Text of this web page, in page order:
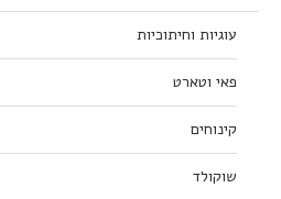
עוגיות וחיתוכיות
פאי וטארט
קינוחים
שוקולד